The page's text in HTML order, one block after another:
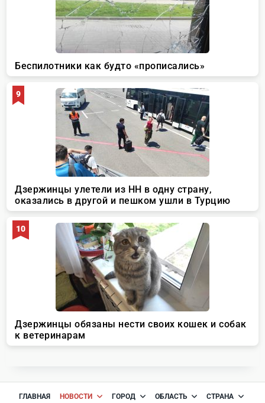
ГЛАВНАЯ НОВОСТИ ГОРОД ОБЛАСТЬ
СТРАНА